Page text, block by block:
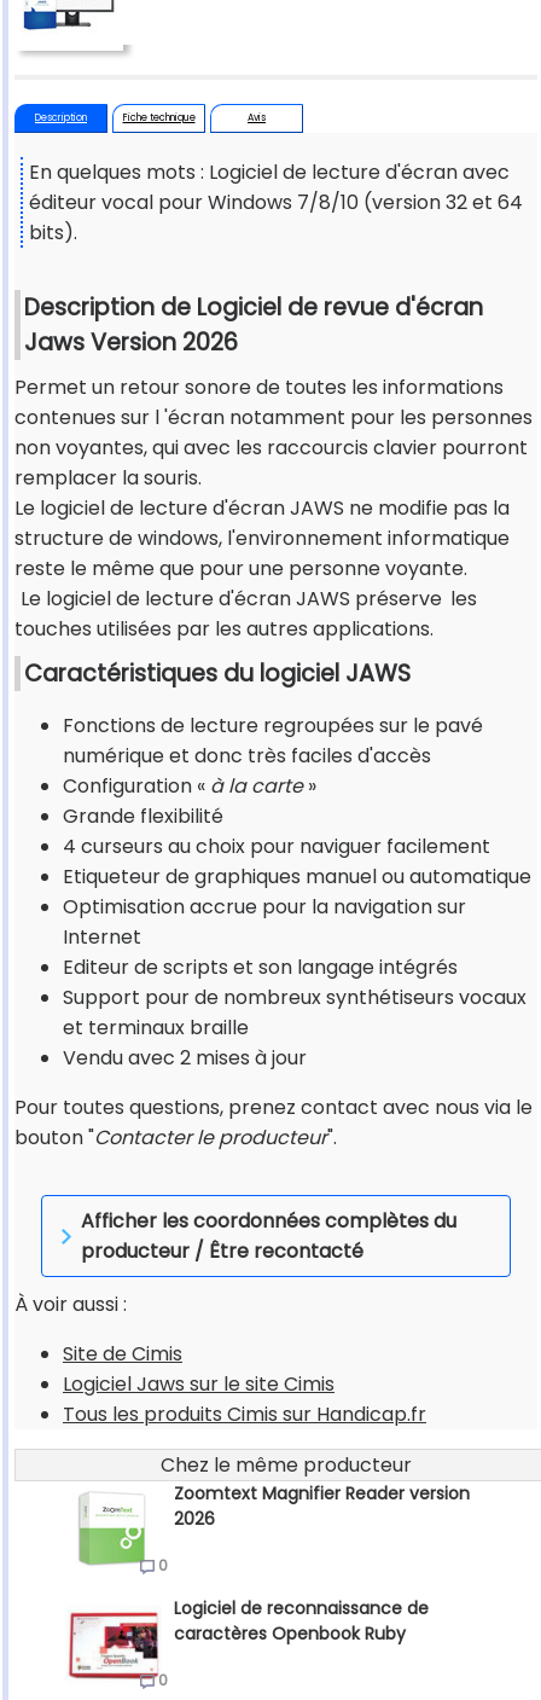
Description Fiche technique Avis
En quelques mots : Logiciel de lecture d'écran avec
éditeur vocal pour Windows 7/8/10 (version 32 et 64
bits).
Description de Logiciel de revue d'écran
Jaws Version 2026
Permet un retour sonore de toutes les informations
contenues sur l 'écran notamment pour les personnes
non voyantes, qui avec les raccourcis clavier pourront
remplacer la souris.
Le logiciel de lecture d'écran JAWS ne modifie pas la
structure de windows, l'environnement informatique
reste le même que pour une personne voyante.
Le logiciel de lecture d'écran JAWS préserve les
touches utilisées par les autres applications.
Caractéristiques du logiciel JAWS
Fonctions de lecture regroupées sur le pavé
numérique et donc très faciles d'accès
Configuration « à la carte»
Grande flexibilité
4 curseurs au choix pour naviguer facilement
Etiqueteur de graphiques manuel ou automatique
Optimisation accrue pour la navigation sur
Internet
Editeur de scripts et son langage intégrés
Support pour de nombreux synthétiseurs vocaux
et terminaux braille
Vendu avec 2 mises à jour
Pour toutes questions, prenez contact avec nous via le
bouton "Contacter le producteur".
Afficher les coordonnées complètes du
producteur / Être recontacté
À voir aussi :
Site de Cimis
Logiciel Jaws sur le site Cimis
Tous les produits Cimis sur Handicap.fr
Chez le même producteur
Zoomtext Magnifier Reader version
2026
0
Logiciel de reconnaissance de
caractères Openbook Ruby
0